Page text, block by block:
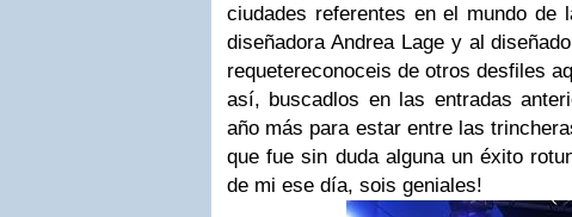
ciudades referentes en el mundo de
diseñadora Andrea Lage y al
requetereconoceis de otros desfiles
así, buscadlos en las entradas
año más para estar entre las
que fue sin duda alguna un éxito
de mi ese día, sois geniales!